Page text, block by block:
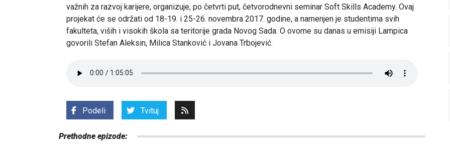
važnih za razvoj karijere, organizuje, po četvrti put, četvorodnevni seminar Soft Skills Academy. Ovaj
projekat će se održati od 18-19. i 25-26. novembra 2017. godine, a namenjen je studentima svih
fakulteta, viših i visokih škola sa teritorije grada Novog Sada. O ovome su danas u emisiji Lampica
govorili Stefan Aleksin, Milica Stanković i Jovana Trbojević.
Podeli Tvituj
Prethodne epizode: